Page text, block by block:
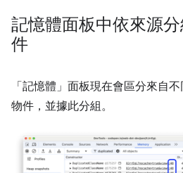
記憶體面板中依來源
件
「記憶體」 面板現在會區分來自
物件，並據此分組。